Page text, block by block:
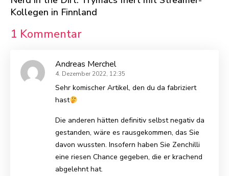
Kollegen in Finnland
1 Kommentar
Andreas Merchel
4. Dezember 2022, 12:35
Sehr komischer Artikel, den du da fabriziert
hast
Die anderen hätten definitiv selbst negativ da
gestanden, wäre es rausgekommen, das Sie
davon wussten. Insofern haben Sie Zenchilli
eine riesen Chance gegeben, die er krachend
abgelehnt hat.